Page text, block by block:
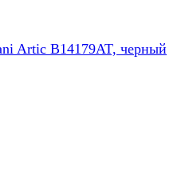
Artic В14179AT, черный